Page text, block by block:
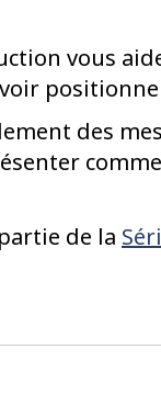
vous
des
de la